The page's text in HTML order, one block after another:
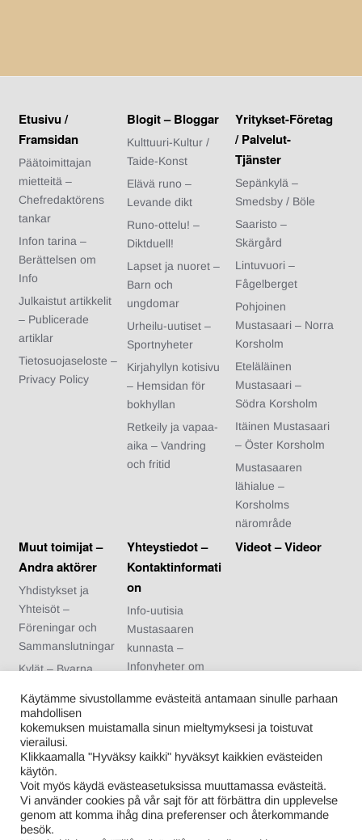
Etusivu /
Framsidan
Päätoimittajan
mietteitä –
Chefredaktörens
tankar
Infon tarina –
Berättelsen om
Info
Julkaistut artikkelit
– Publicerade
artiklar
Tietosuojaseloste –
Privacy Policy
Blogit – Bloggar
Kulttuuri-Kultur /
Taide-Konst
Elävä runo –
Levande dikt
Runo-ottelu! –
Diktduell!
Lapset ja nuoret –
Barn och
ungdomar
Urheilu-uutiset –
Sportnyheter
Kirjahyllyn kotisivu
– Hemsidan för
bokhyllan
Retkeily ja vapaa-
aika – Vandring
och fritid
Yritykset-Företag
/ Palvelut-
Tjänster
Sepänkylä –
Smedsby / Böle
Saaristo –
Skärgård
Lintuvuori –
Fågelberget
Pohjoinen
Mustasaari – Norra
Korsholm
Eteläläinen
Mustasaari –
Södra Korsholm
Itäinen Mustasaari
– Öster Korsholm
Mustasaaren
lähialue –
Korsholms
närområde
Muut toimijat –
Andra aktörer
Yhdistykset ja
Yhteisöt –
Föreningar och
Sammanslutningar
Kylät – Byarna
Urheiluseurat –
Idrottsföreningar
Nuoriso- ja
kotiseutuyhdistykse
t – Ungdoms- och
hembygdsförening
ar
Kuntalaiset –
Yhteystiedot –
Kontaktinformati
on
Info-uutisia
Mustasaaren
kunnasta –
Infonyheter om
kommun
Arvonnan säännöt
tävlingen
Videot – Videor
Käytämme sivustollamme evästeitä antamaan sinulle parhaan
mahdollisen
kokemuksen muistamalla sinun mieltymyksesi ja toistuvat
vierailusi.
Klikkaamalla "Hyväksy kaikki" hyväksyt kaikkien evästeiden
käytön.
Voit myös käydä evästeasetuksissa muuttamassa evästeitä.
Vi använder cookies på vår sajt för att förbättra din upplevelse
genom att komma ihåg dina preferenser och återkommande
besök.